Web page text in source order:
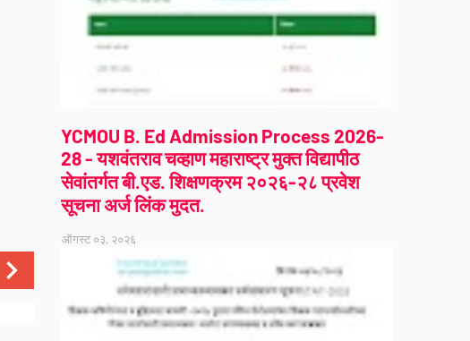
YCMOU B. Ed Admission Process 2026-
28 - यशवंतराव चव्हाण महाराष्ट्र मुक्त विद्यापीठ
सेवांतर्गत बी.एड. शिक्षणक्रम २०२६-२८ प्रवेश
सूचना अर्ज लिंक मुदत.
ऑगस्ट ०३, २०२६